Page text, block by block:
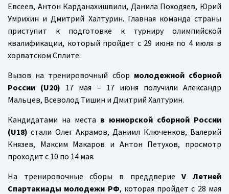
Евсеев, Антон Карданахишвили, Данила Походяев, Юрий
Умрихин и Дмитрий Халтурин. Главная команда страны
приступит к подготовке к турниру олимпийской
квалификации, который пройдет с 29 июня по 4 июля в
хорватском Сплите.
Вызов на тренировочный сбор молодежной сборной
России (U20) 17 мая – 17 июня получили Александр
Мальцев, Всеволод Тишин и Дмитрий Халтурин.
Кандидатами на места в юниорской сборной России
(U18) стали Олег Акрамов, Даниил Ключенков, Валерий
Князев, Максим Макаров и Антон Петухов, просмотр
проходит с 10 по 14 мая.
На тренировочные сборы в преддвериеV
Летней
Спартакиады молодежи РФ, которая пройдет с 28 мая